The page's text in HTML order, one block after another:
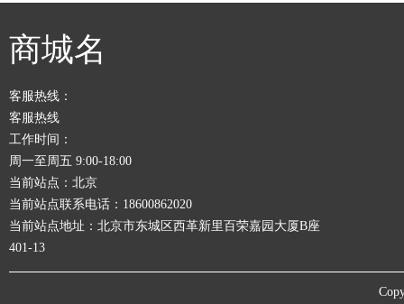
商城名
客服热线：
客服热线
工作时间：
周一至周五 9:00-18:00
当前站点：北京
当前站点联系电话：18600862020
当前站点地址：北京市东城区西革新里百荣嘉园大厦B座
401-13